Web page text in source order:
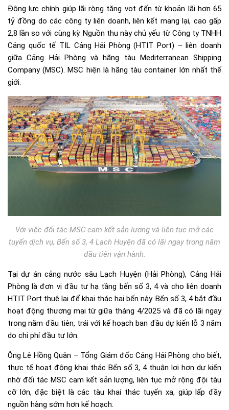
Động lực chính giúp lãi ròng tăng vọt đến từ khoản lãi hơn 65
tỷ đồng do các công ty liên doanh, liên kết mang lại, cao gấp
2,8 lần so với cùng kỳ. Nguồn thu này chủ yếu từ Công ty TNHH
Cảng quốc tế TIL Cảng Hải Phòng (HTIT Port) – liên doanh
giữa Cảng Hải Phòng và hãng tàu Mediterranean Shipping
Company (MSC). MSC hiện là hãng tàu container lớn nhất thế
giới.
Với việc đối tác MSC cam kết sản lượng và liên tục mở các
tuyến dịch vụ, Bến số 3, 4 Lạch Huyện đã có lãi ngay trong năm
đầu tiên vận hành.
Tại dự án cảng nước sâu Lạch Huyện (Hải Phòng), Cảng Hải
Phòng là đơn vị đầu tư hạ tầng bến số 3, 4 và cho liên doanh
HTIT Port thuê lại để khai thác hai bến này. Bến số 3, 4 bắt đầu
hoạt động thương mại từ giữa tháng 4/2025 và đã có lãi ngay
trong năm đầu tiên, trái với kế hoạch ban đầu dự kiến lỗ 3 năm
do chi phí đầu tư lớn.
Ông Lê Hồng Quân – Tổng Giám đốc Cảng Hải Phòng cho biết,
thực tế hoạt động khai thác Bến số 3, 4 thuận lợi hơn dự kiến
nhờ đối tác MSC cam kết sản lượng, liên tục mở rộng đội tàu
cỡ lớn, đặc biệt là các tàu khai thác tuyến xa, giúp lấp đầy
nguồn hàng sớm hơn kế hoạch.